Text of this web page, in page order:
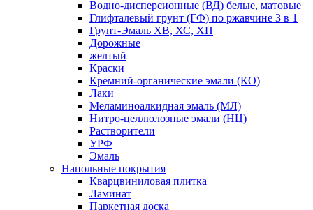
Водно-дисперсионные (ВД) белые, матовые
Глифталевый грунт (ГФ) по ржавчине 3 в 1
Грунт-Эмаль ХВ, ХС, ХП
Дорожные
желтый
Краски
Кремний-органические эмали (КО)
Лаки
Меламиноалкидная эмаль (МЛ)
Нитро-целлюлозные эмали (НЦ)
Растворители
УРФ
Эмаль
Напольные покрытия
Кварцвиниловая плитка
Ламинат
Паркетная доска